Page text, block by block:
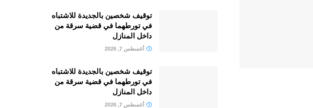
توقيف شخصين بالجديدة للاشتباه
في تورطهما في قضية سرقة من
داخل المنازل
أغسطس 7, 2026
توقيف شخصين بالجديدة للاشتباه
في تورطهما في قضية سرقة من
داخل المنازل
أغسطس 7, 2026